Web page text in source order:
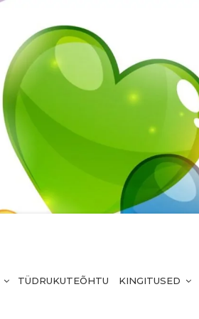
TÜDRUKUTEÕHTU KINGITUSED